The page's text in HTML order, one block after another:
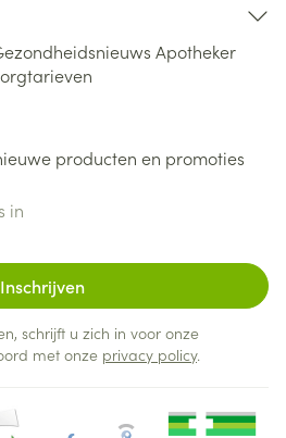
Apotheker
producten en promoties
Inschrijven
schrijft u zich in voor onze
met onze privacy policy.